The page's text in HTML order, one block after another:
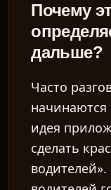
Почему
дальше?
Часто
начинаются
идея
сделать